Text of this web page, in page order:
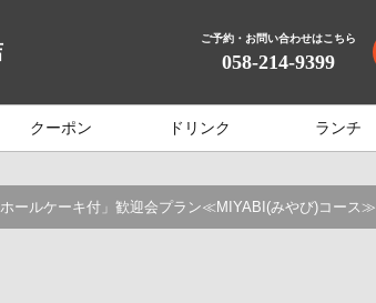
ご予約・お問い合わせはこちら
058-214-9399
クーポン ドリンク ランチ
ホールケーキ付」歓迎会プラン≪MIYABI(みやび)コース≫